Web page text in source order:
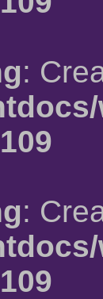
:
109
:
109